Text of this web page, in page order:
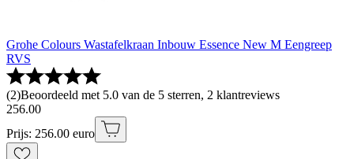
Grohe Colours Wastafelkraan Inbouw Essence New M Eengreep
RVS
(2)Beoordeeld met 5.0 van de 5 sterren, 2 klantreviews
256.00
Prijs: 256.00 euro